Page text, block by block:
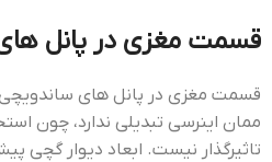
قسمت مغزی در پانل
قسمت مغزی در پانل های
ممان اینرسی تبدیلی ندارد، چون
تاثیرگذار نیست. ابعاد دیوار